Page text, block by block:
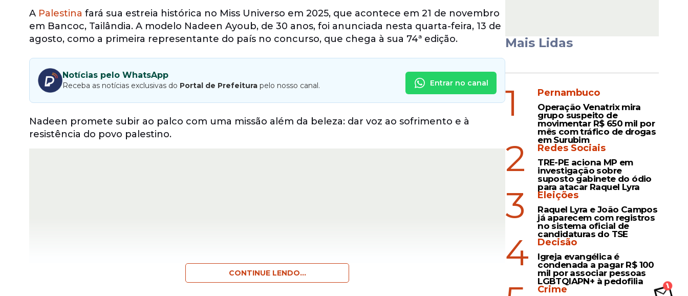
A Palestina fará sua estreia histórica no Miss Universo em 2025, que acontece em 21 de novembro
em Bancoc, Tailândia. A modelo Nadeen Ayoub, de 30 anos, foi anunciada nesta quarta-feira, 13 de
agosto, como a primeira representante do país no concurso, que chega à sua 74ª edição.
Notícias pelo WhatsApp
Receba as notícias exclusivas do Portal de Prefeitura pelo nosso canal. Entrar no canal
Nadeen promete subir ao palco com uma missão além da beleza: dar voz ao sofrimento e à
resistência do povo palestino.
CONTINUE LENDO...
Mais Lidas
1 Pernambuco
Operação Venatrix mira
grupo suspeito de
movimentar R$ 650 mil por
mês com tráfico de drogas
em Surubim
2 Redes Sociais
TRE-PE aciona MP em
investigação sobre
suposto gabinete do ódio
para atacar Raquel Lyra
3 Eleições
Raquel Lyra e João Campos
já aparecem com registros
no sistema oficial de
candidaturas do TSE
4 Decisão
Igreja evangélica é
condenada a pagar R$ 100
mil por associar pessoas
LGBTQIAPN+ à pedofilia
Crime